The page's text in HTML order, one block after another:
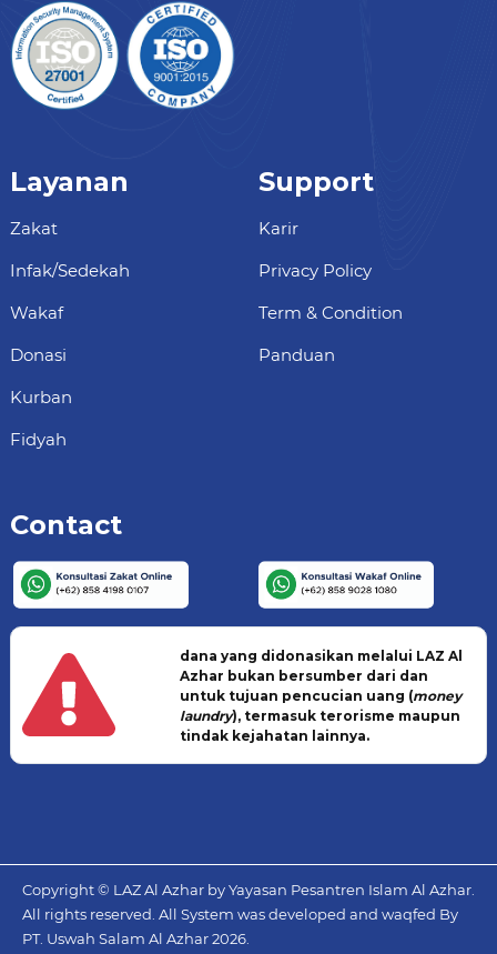
Layanan
Zakat
Infak/Sedekah
Wakaf
Donasi
Kurban
Fidyah
Support
Karir
Privacy Policy
Term & Condition
Panduan
Contact
dana yang didonasikan melalui LAZ Al
Azhar bukan bersumber dari dan
untuk tujuan pencucian uang (money
laundry), termasuk terorisme maupun
tindak kejahatan lainnya.
Copyright © LAZ Al Azhar by Yayasan Pesantren Islam Al Azhar.
All rights reserved. All System was developed and waqfed By
PT. Uswah Salam Al Azhar2026.